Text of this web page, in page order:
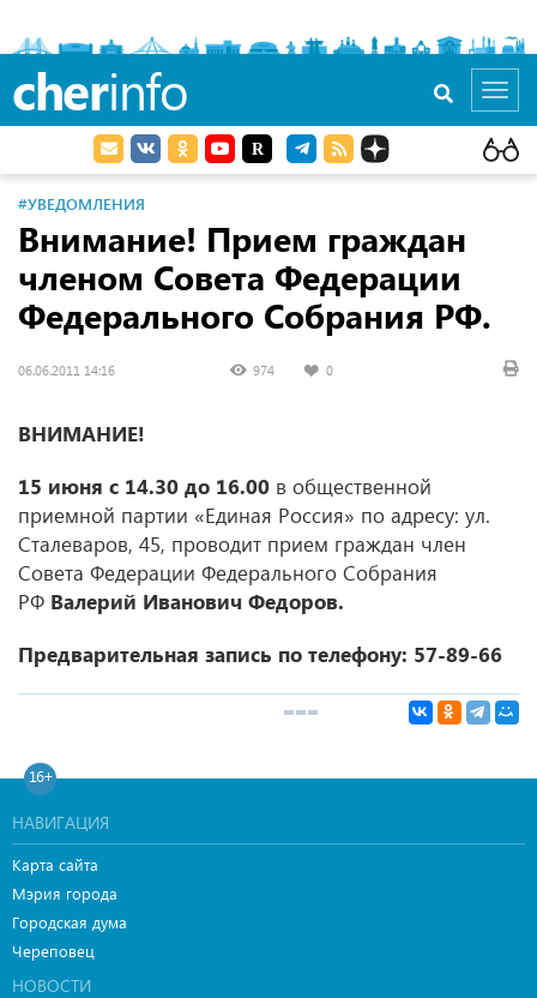
cherinfo
#УВЕДОМЛЕНИЯ
Внимание! Прием граждан
членом Совета Федерации
Федерального Собрания РФ.
06.06.2011 14:16 974 0
ВНИМАНИЕ!
15 июня с 14.30 до 16.00 в общественной
приемной партии «Единая Россия» по адресу: ул.
Сталеваров, 45, проводит прием граждан член
Совета Федерации Федерального Собрания
РФ Валерий Иванович Федоров.
Предварительная запись по телефону: 57-89-66
16+
НАВИГАЦИЯ
Карта сайта
Мэрия города
Городская дума
Череповец
НОВОСТИ